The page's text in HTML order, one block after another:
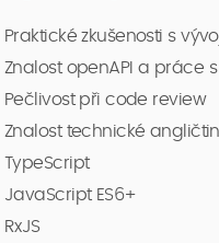
Praktické zkušenosti s
Znalost openAPI a práce
Pečlivost při code review
Znalost technické
TypeScript
JavaScript ES6+
RxJS